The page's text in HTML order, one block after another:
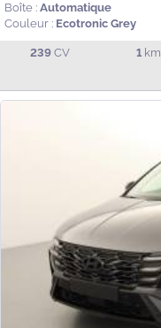
Boîte : Automatique
Couleur : Ecotronic Grey
239 CV 1 km